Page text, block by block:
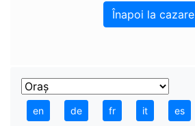
Înapoi la cazare
en de fr it es